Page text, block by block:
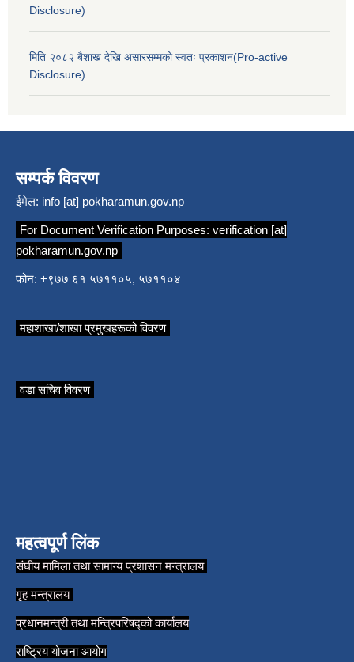
Disclosure)
मिति २०८२ बैशाख देखि असारसम्मको स्वतः प्रकाशन(Pro-active
Disclosure)
सम्पर्क विवरण
ईमेल: info [at] pokharamun.gov.np
For Document Verification Purposes: verification [at]
pokharamun.gov.np
फोन: +९७७ ६१ ५७११०५, ५७११०४
महाशाखा/शाखा प्रमुखहरूको विवरण
वडा सचिव विवरण
महत्वपूर्ण लिंक
संघीय मामिला तथा सामान्य प्रशासन मन्त्रालय
गृह मन्त्रालय
प्रधानमन्त्री तथा मन्त्रिपरिषद्को कार्यालय
राष्ट्रिय योजना आयोग